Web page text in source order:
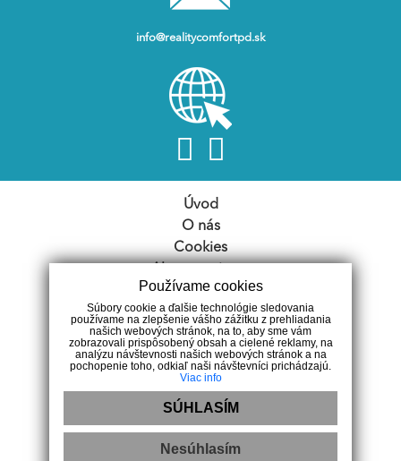
info@realitycomfortpd.sk
Úvod
O nás
Cookies
Nehnuteľnosti
Náš tím
VPS
Články
Etický kódex
Ochrana OÚ
Kontakt
Používame cookies
Súbory cookie a ďalšie technológie sledovania
používame na zlepšenie vášho zážitku z prehliadania
našich webových stránok, na to, aby sme vám
zobrazovali prispôsobený obsah a cielené reklamy, na
analýzu návštevnosti našich webových stránok a na
pochopenie toho, odkiaľ naši návštevníci prichádzajú.
Viac info
SÚHLASÍM
Nesúhlasím